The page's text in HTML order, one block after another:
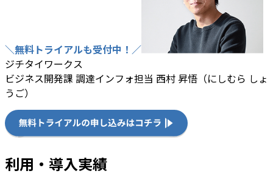
＼無料トライアルも受付中！／
ジチタイワークス
ビジネス開発課 調達インフォ担当 西村 昇悟（にしむら しょ
うご）
利用・導入実績